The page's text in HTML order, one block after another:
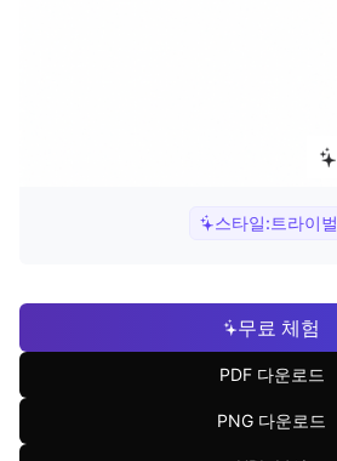
스타일:트라이벌
무료 체험
PDF 다운로드
PNG 다운로드